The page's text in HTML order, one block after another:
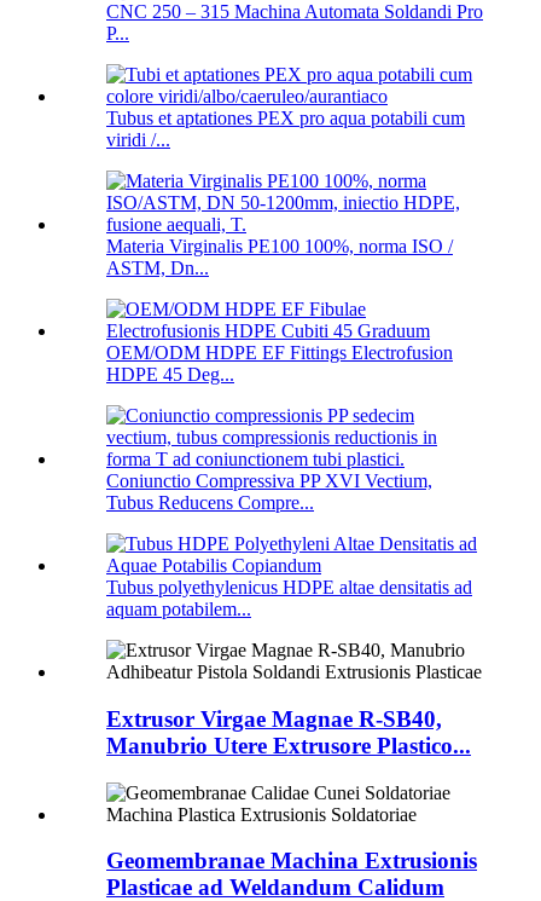
CNC 250 – 315 Machina Automata Soldandi Pro
P...
Tubus et aptationes PEX pro aqua potabili cum
viridi /...
Materia Virginalis PE100 100%, norma ISO /
ASTM, Dn...
OEM/ODM HDPE EF Fittings Electrofusion
HDPE 45 Deg...
Coniunctio Compressiva PP XVI Vectium,
Tubus Reducens Compre...
Tubus polyethylenicus HDPE altae densitatis ad
aquam potabilem...
Extrusor Virgae Magnae R-SB40,
Manubrio Utere Extrusore Plastico...
Geomembranae Machina Extrusionis
Plasticae ad Weldandum Calidum